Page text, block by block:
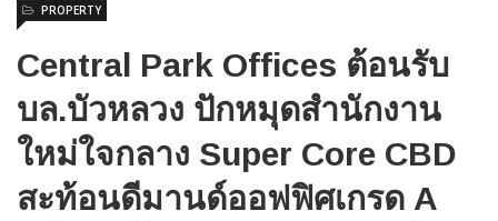
Central Park Offices ต้อนรับ
บล.บัวหลวง ปักหมุดสำนักงาน
ใหม่ใจกลาง Super Core CBD
สะท้อนดีมานด์ออฟฟิศเกรด A
PROPERTY